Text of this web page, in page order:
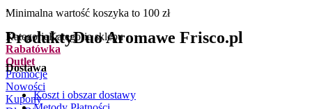
Minimalna wartość koszyka to 100 zł
KategorieKategorie sklepu
Rabatówka
Outlet
Promocje
Nowości
Kupony
.
ProduktyDuo Aromawe Frisco.pl
Dostawa
Koszt i obszar dostawy